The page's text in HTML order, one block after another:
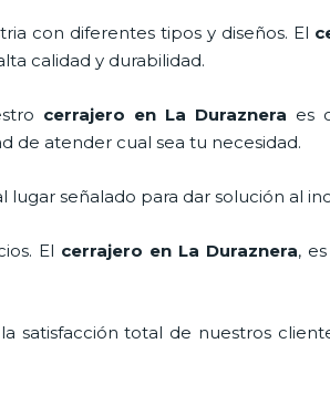
con diferentes tipos y diseños. El
calidad y durabilidad.
cerrajero en La Duraznera es
de atender cual sea tu necesidad.
señalado para dar solución al
El cerrajero en La Duraznera,
satisfacción total de nuestros